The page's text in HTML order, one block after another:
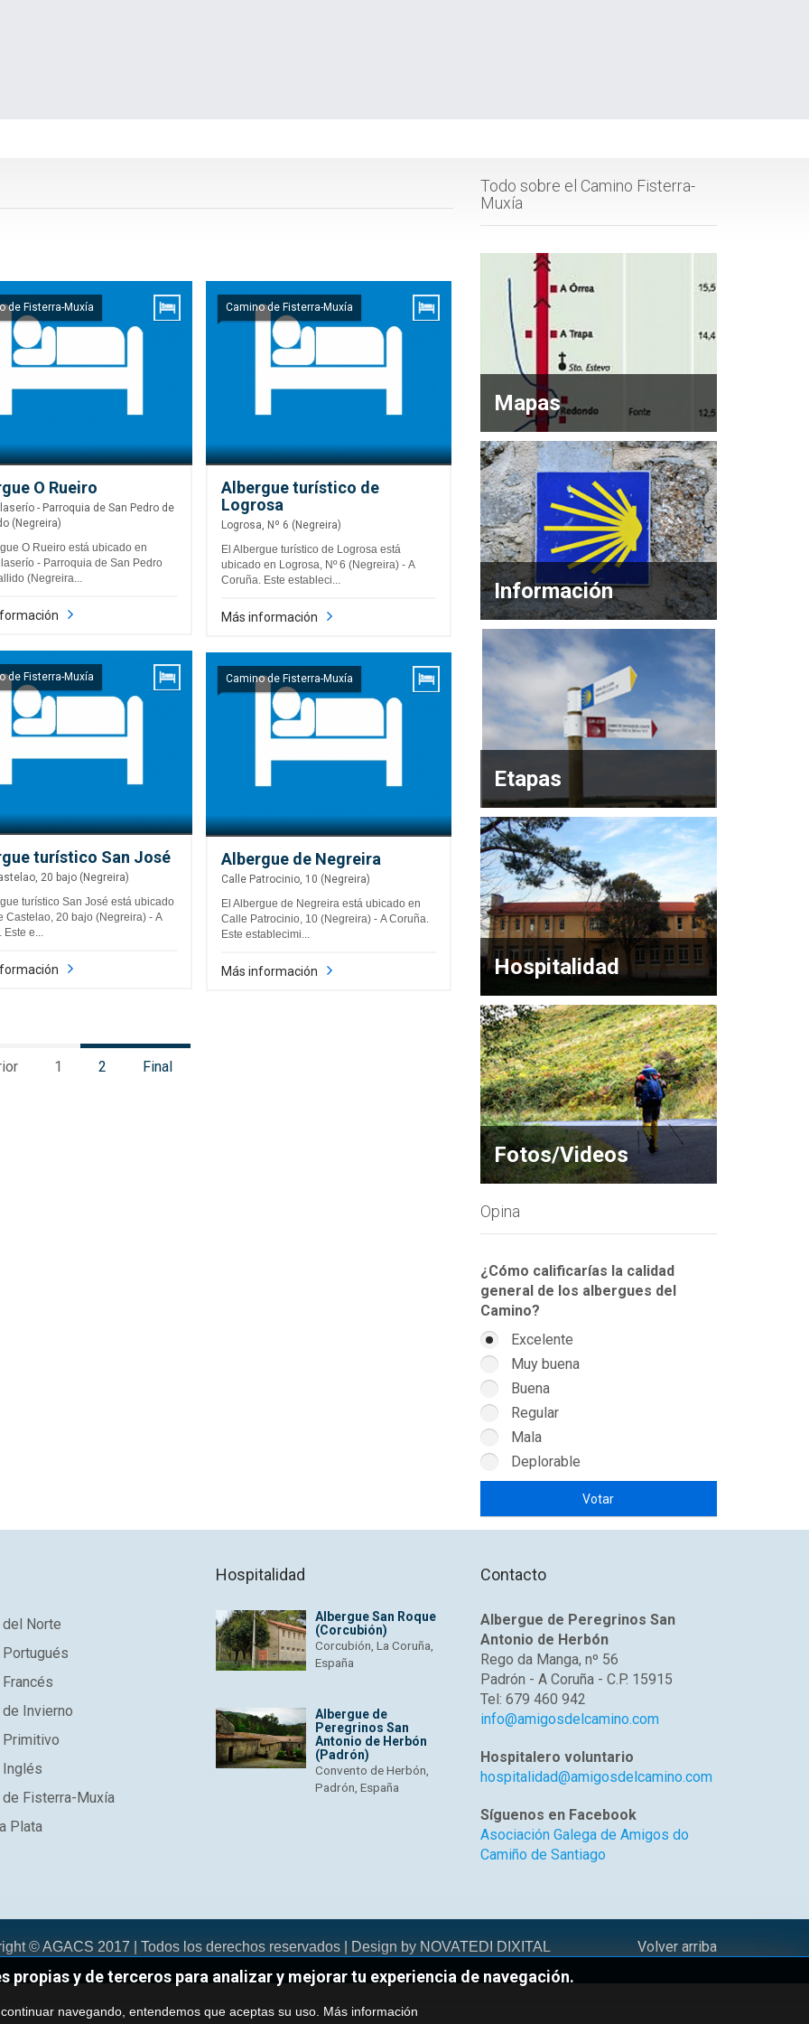
de Fisterra-Muxía
O Rueiro
- Parroquia de San Pedro de
(Negreira)
O Rueiro está ubicado en
- Parroquia de San Pedro
(Negreira...
Camino de Fisterra-Muxía
Albergue turístico de
Logrosa
Logrosa, Nº 6 (Negreira)
El Albergue turístico de Logrosa está
ubicado en Logrosa, Nº 6 (Negreira) - A
Coruña. Este estableci...
Más información
de Fisterra-Muxía
turístico San José
20 bajo (Negreira)
turístico San José está ubicado
Castelao, 20 bajo (Negreira) - A
Este e...
Camino de Fisterra-Muxía
Albergue de Negreira
Calle Patrocinio, 10 (Negreira)
El Albergue de Negreira está ubicado en
Calle Patrocinio, 10 (Negreira) - A Coruña.
Este establecimi...
Más información
1 2 Final
Todo sobre el Camino Fisterra-
Muxía
Mapas
Información
Etapas
Hospitalidad
Fotos/Videos
Opina
¿Cómo calificarías la calidad
general de los albergues del
Camino?
Excelente
Muy buena
Buena
Regular
Mala
Deplorable
del Norte
Portugués
Invierno
Primitivo
Inglés
de Fisterra-Muxía
Plata
Hospitalidad
Albergue San Roque
(Corcubión)
Corcubión, La Coruña,
España
Albergue de
Peregrinos San
Antonio de Herbón
(Padrón)
Convento de Herbón,
Padrón, España
Contacto
Albergue de Peregrinos San
Antonio de Herbón
Rego da Manga, nº 56
Padrón - A Coruña - C.P. 15915
Tel: 679 460 942
info@amigosdelcamino.com
Hospitalero voluntario
hospitalidad@amigosdelcamino.com
Síguenos en Facebook
Asociación Galega de Amigos do
Camiño de Santiago
Volver arriba
© AGACS 2017 | Todos los derechos reservados | Design by NOVATEDI DIXITAL
propias y de terceros para analizar y mejorar tu experiencia de navegación.
navegando, entendemos que aceptas su uso. Más información